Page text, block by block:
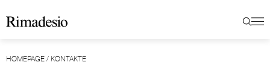
HOMEPAGE/ KONTAKTE